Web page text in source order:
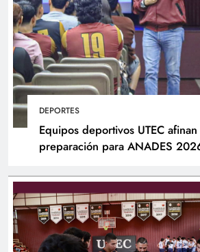
DEPORTES
Equipos deportivos UTEC afinan
preparación para ANADES